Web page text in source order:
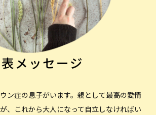
メッセージ
ン症の息子がいます。親として最高の愛情
、これから大人になって自立しなければい